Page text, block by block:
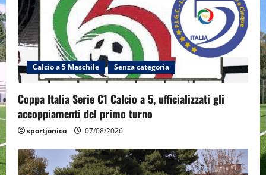
Calcio a 5 Maschile Senza categoria
Coppa Italia Serie C1 Calcio a 5, ufficializzati gli
accoppiamenti del primo turno
sportjonico 07/08/2026